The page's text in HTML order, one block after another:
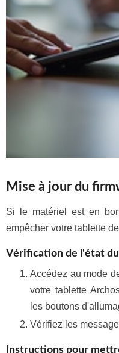
Mise à jour du
Si le matériel est en
empêcher votre tablette
Vérification de l'état
Accédez au mode
votre tablette
les boutons
Vérifiez les
Instructions pour